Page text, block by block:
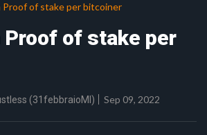
Proof of stake per bitcoiner
Proof of stake per
(31febbraioMI) Sep 09, 2022